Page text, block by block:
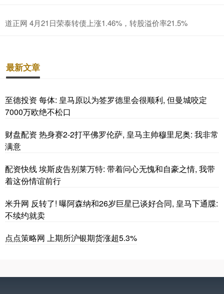
道正网 4月21日荣泰转债上涨1.46%，转股溢价率21.5%
最新文章
至德投资 每体: 皇马原以为签罗德里会很顺利, 但曼城咬定
7000万欧绝不松口
财盘配资 热身赛2-2打平佛罗伦萨, 皇马主帅穆里尼奥: 我非常
满意
配资快线 埃斯皮告别莱万特: 带着问心无愧和自豪之情, 我带
着这份情谊前行
米升网 反转了! 曝阿森纳和26岁巨星已谈好合同, 皇马下通牒:
不续约就卖
点点策略网 上期所沪银期货涨超5.3%